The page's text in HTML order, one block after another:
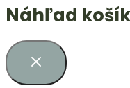
Náhľad